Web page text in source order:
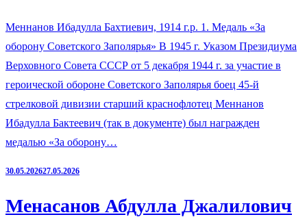
Меннанов Ибадулла Бахтиевич, 1914 г.р. 1. Медаль «За
оборону Советского Заполярья» В 1945 г. Указом Президиума
Верховного Совета СССР от 5 декабря 1944 г. за участие в
героической обороне Советского Заполярья боец 45-й
стрелковой дивизии старший краснофлотец Меннанов
Ибадулла Бактеевич (так в документе) был награжден
медалью «За оборону…
30.05.202627.05.2026
Менасанов Абдулла Джалилович